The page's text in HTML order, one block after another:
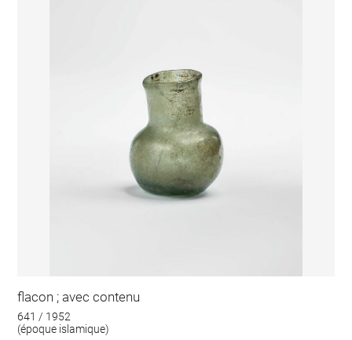
flacon ; avec contenu
641 / 1952
(époque islamique)